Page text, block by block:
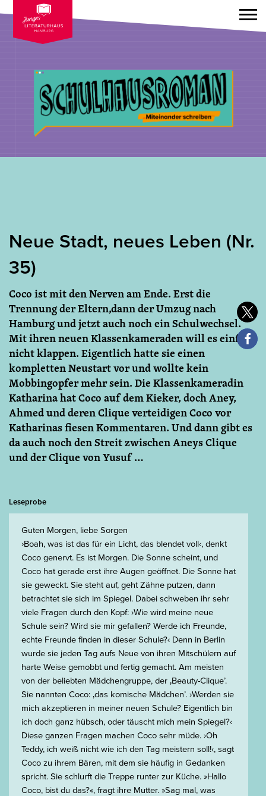
Neue Stadt, neues Leben (Nr.
35)
Coco ist mit den Nerven am Ende. Erst die
Trennung der Eltern,dann der Umzug nach
Hamburg und jetzt auch noch ein Schulwechsel.
Mit ihren neuen Klassenkameraden will es einfach
nicht klappen. Eigentlich hatte sie einen
kompletten Neustart vor und wollte kein
Mobbingopfer mehr sein. Die Klassenkameradin
Katharina hat Coco auf dem Kieker, doch Aney,
Ahmed und deren Clique verteidigen Coco vor
Katharinas fiesen Kommentaren. Und dann gibt es
da auch noch den Streit zwischen Aneys Clique
und der Clique von Yusuf …
Leseprobe
Guten Morgen, liebe Sorgen
›Boah, was ist das für ein Licht, das blendet voll‹, denkt
Coco genervt. Es ist Morgen. Die Sonne scheint, und
Coco hat gerade erst ihre Augen geöffnet. Die Sonne hat
sie geweckt. Sie steht auf, geht Zähne putzen, dann
betrachtet sie sich im Spiegel. Dabei schweben ihr sehr
viele Fragen durch den Kopf: ›Wie wird meine neue
Schule sein? Wird sie mir gefallen? Werde ich Freunde,
echte Freunde finden in dieser Schule?‹ Denn in Berlin
wurde sie jeden Tag aufs Neue von ihren Mitschülern auf
harte Weise gemobbt und fertig gemacht. Am meisten
von der beliebten Mädchengruppe, der ‚Beauty-Clique’.
Sie nannten Coco: ‚das komische Mädchen’. ›Werden sie
mich akzeptieren in meiner neuen Schule? Eigentlich bin
ich doch ganz hübsch, oder täuscht mich mein Spiegel?‹
Diese ganzen Fragen machen Coco sehr müde. ›Oh
Teddy, ich weiß nicht wie ich den Tag meistern soll!‹, sagt
Coco zu ihrem Bären, mit dem sie häufig in Gedanken
spricht. Sie schlurft die Treppe runter zur Küche. »Hallo
Coco, bist du das?«, fragt ihre Mutter. »Sag mal, was